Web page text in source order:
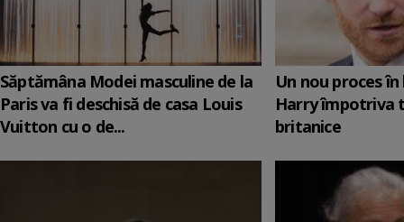
Săptămâna Modei masculine de la
Paris va fi deschisă de casa Louis
Vuitton cu o de...
Un nou proces
Harry împotriva
britanice